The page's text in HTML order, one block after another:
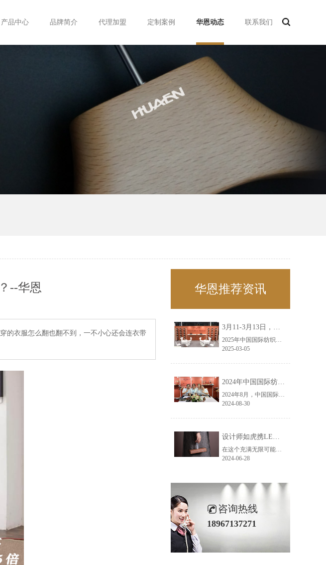
产品中心 品牌简介 代理加盟 定制案例 华恩动态 联系我们
--华恩
的衣服怎么翻也翻不到，一不小心还会连衣带
华恩推荐资讯
3月11-3月13日，华恩诚邀您共赴上海面辅料春夏展——华恩
2025年中国国际纺织面料及辅料（春夏）博览会即将盛大开启！感谢您对华恩品牌的关注！3.11-3.13，杭州华恩（LEMONLEE）诚邀您共赴这场春日的宴会！
2025-03-05
2024年中国国际纺织面料及辅料（秋冬）博览会完美收官！——华恩
2024年8月，中国国际纺织面料及辅料（秋冬）博览会完美收官！作为一家拥有30年历史的专业衣架制造商，我们非常荣幸能够参与这一盛会，并在此期间与众多客户进行了广泛而深入的交流。
2024-08-30
设计师如虎携LEMONLEE红雪松礼盒荣获第六届未来·已来香港新锐当代设计奖铜奖
在这个充满无限可能的2024年夏季，LEMONLEE品牌设计师如虎以其非凡的创意与对自然的深刻理解，精心打造的红雪松木球礼盒，在“2024未来·已来——第六届香港新锐当代设计奖”中摘得铜奖。这不仅是对设计师如虎原创设计能力的嘉奖，更是对LEMONLEE品牌的高度认可。
2024-06-28
咨询热线
18967137271